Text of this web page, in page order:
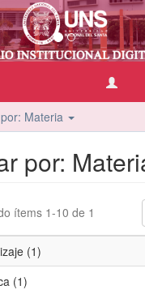
Materia
por:
ítems 1-10 de 1
(1)
(1)